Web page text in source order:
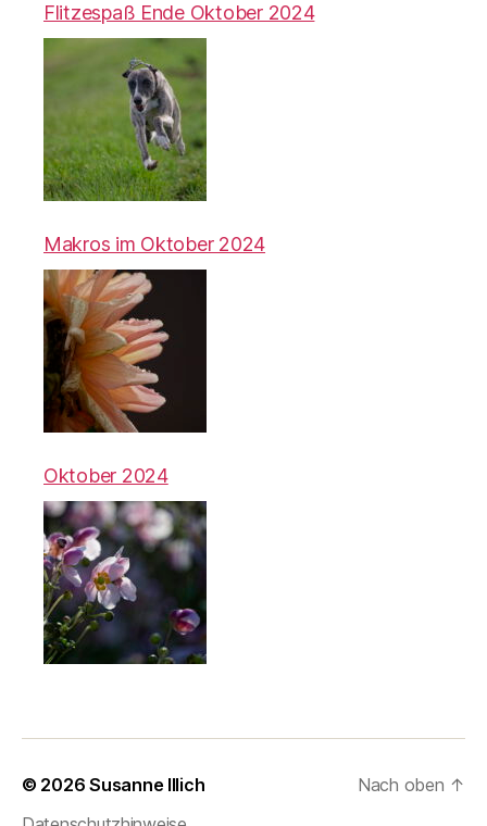
Flitzespaß Ende Oktober 2024
Makros im Oktober 2024
Oktober 2024
© 2026Susanne Illich
Nach oben ↑